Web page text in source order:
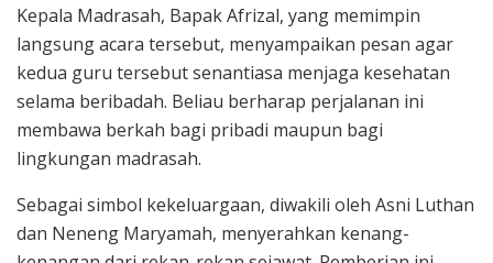
Kepala Madrasah, Bapak Afrizal, yang memimpin
langsung acara tersebut, menyampaikan pesan agar
kedua guru tersebut senantiasa menjaga kesehatan
selama beribadah. Beliau berharap perjalanan ini
membawa berkah bagi pribadi maupun bagi
lingkungan madrasah.
Sebagai simbol kekeluargaan, diwakili oleh Asni Luthan
dan Neneng Maryamah, menyerahkan kenang-